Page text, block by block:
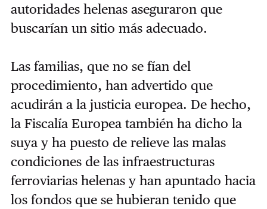
autoridades helenas aseguraron que
buscarían un sitio más adecuado.
Las familias, que no se fían del
procedimiento, han advertido que
acudirán a la justicia europea. De hecho,
la Fiscalía Europea también ha dicho la
suya y ha puesto de relieve las malas
condiciones de las infraestructuras
ferroviarias helenas y han apuntado hacia
los fondos que se hubieran tenido que